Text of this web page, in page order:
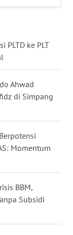
PLTD ke PLT
Ahwad
di Simpang
Momentum
BBM,
Subsidi